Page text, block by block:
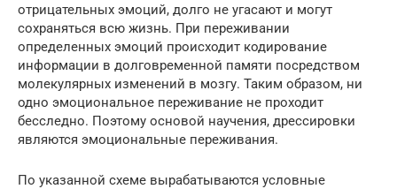
отрицательных эмоций, долго не угасают и могут
сохраняться всю жизнь. При переживании
определенных эмоций происходит кодирование
информации в долговременной памяти посредством
молекулярных изменений в мозгу. Таким образом, ни
одно эмоциональное переживание не проходит
бесследно. Поэтому основой научения, дрессировки
являются эмоциональные переживания.
По указанной схеме вырабатываются условные